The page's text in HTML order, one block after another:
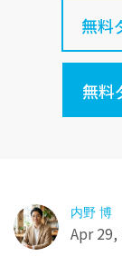
パソコン復元
その他の復元
プロ仕様
ァイル対応
無料
無料
内野 博
Apr 29,